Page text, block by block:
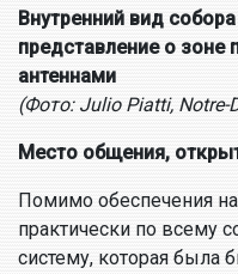
Внутренний вид
представление о зоне
антеннами
(Фото: Julio Piatti, Notre-
Место общения,
Помимо обеспечения
практически по всему
систему, которая была